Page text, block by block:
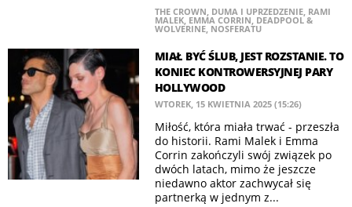
THE CROWN, DUMA I UPRZEDZENIE, RAMI
MALEK, EMMA CORRIN, DEADPOOL &
WOLVERINE, NOSFERATU
MIAŁ BYĆ ŚLUB, JEST ROZSTANIE. TO
KONIEC KONTROWERSYJNEJ PARY
HOLLYWOOD
WTOREK, 15 KWIETNIA 2025 (15:26)
Miłość, która miała trwać - przeszła
do historii. Rami Malek i Emma
Corrin zakończyli swój związek po
dwóch latach, mimo że jeszcze
niedawno aktor zachwycał się
partnerką w jednym z...